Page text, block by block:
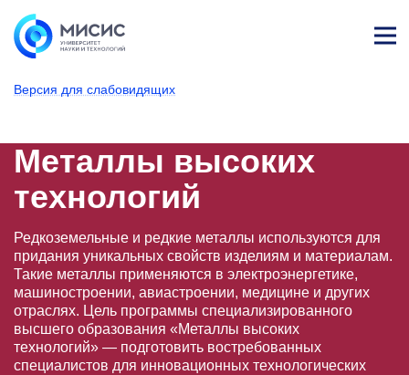
Версия для слабовидящих
т
Металлы высоких
технологий
Редкоземельные и редкие металлы используются для
придания уникальных свойств изделиям и материалам.
Такие металлы применяются в электроэнергетике,
машиностроении, авиастроении, медицине и других
отраслях. Цель программы специализированного
высшего образования «Металлы высоких
технологий» — подготовить востребованных
специалистов для инновационных технологических